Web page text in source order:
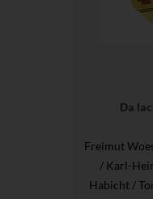
Da
Freimut
/ Karl-
Habicht /